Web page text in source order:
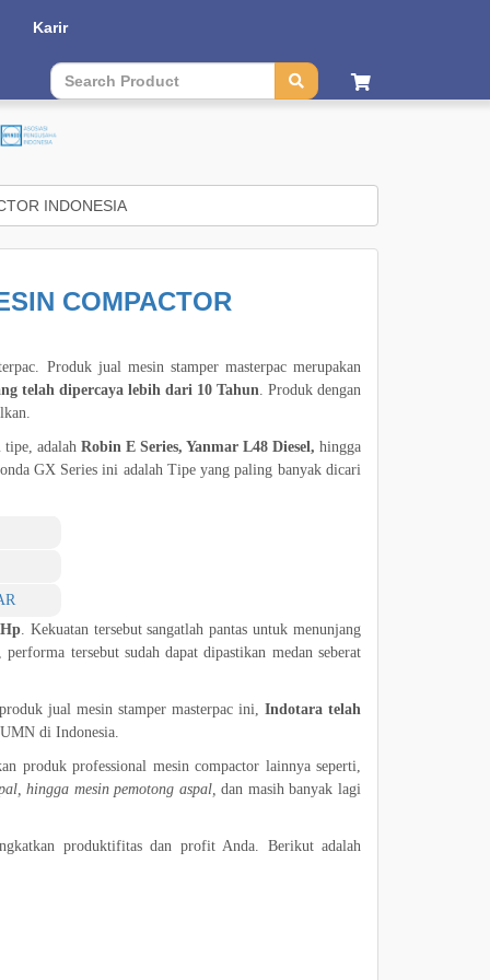
Contact Us|Sitemap English Bahasa
Karir
INDONESIA
COMPACTOR
Produk jual mesin stamper masterpac merupakan
telah dipercaya lebih dari 10 Tahun . Produk dengan
adalah Robin E Series, Yanmar L48 Diesel, hingga
GX Series ini adalah Tipe yang paling banyak dicari
. Kekuatan tersebut sangatlah pantas untuk menunjang
performa tersebut sudah dapat dipastikan medan seberat
jual mesin stamper masterpac ini,
Indotara telah
di Indonesia.
produk professional mesin compactor lainnya seperti,
hingga mesin pemotong aspal, dan masih banyak lagi
produktifitas dan profit Anda. Berikut adalah